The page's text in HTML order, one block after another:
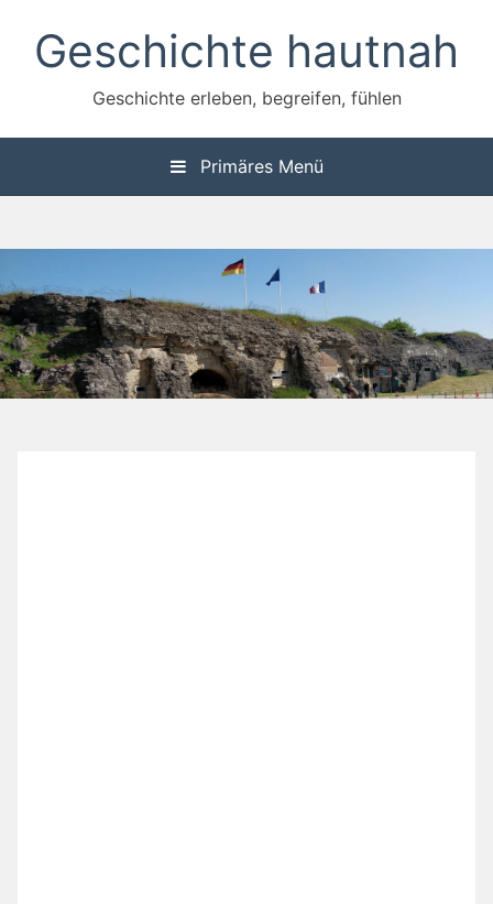
Inhalt
springenGeschichte hautnah
Geschichte erleben, begreifen, fühlen
Primäres Menü